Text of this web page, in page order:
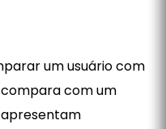
um usuário com
com um